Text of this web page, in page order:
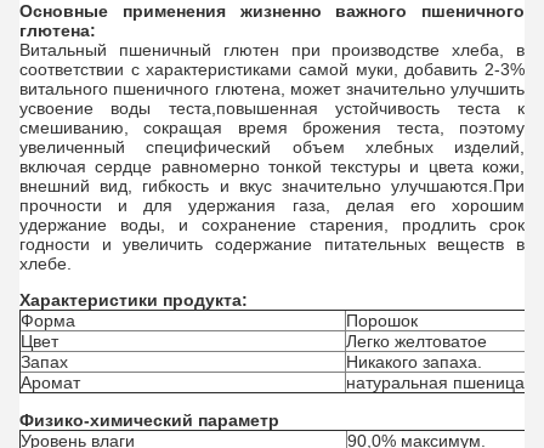
Основные применения жизненно важного пшеничного
глютена:
Витальный пшеничный глютен при производстве хлеба, в
соответствии с характеристиками самой муки, добавить 2-3%
витального пшеничного глютена, может значительно улучшить
усвоение воды теста,повышенная устойчивость теста к
смешиванию, сокращая время брожения теста, поэтому
увеличенный специфический объем хлебных изделий,
включая сердце равномерно тонкой текстуры и цвета кожи,
внешний вид, гибкость и вкус значительно улучшаются.При
прочности и для удержания газа, делая его хорошим
удержание воды, и сохранение старения, продлить срок
годности и увеличить содержание питательных веществ в
хлебе.
Характеристики продукта:
Форма
Порошок
Цвет
Легко желтоватое
Запах
Никакого запаха.
Аромат
натуральная пшеница
Физико-химический параметр
Уровень влаги
90,0% максимум.